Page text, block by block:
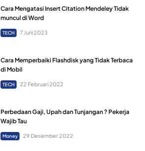
Cara Mengatasi Insert Citation Mendeley Tidak
muncul di Word
TECH 7 Juni 2023
Cara Memperbaiki Flashdisk yang Tidak Terbaca
di Mobil
TECH 22 Februari 2022
Perbedaan Gaji, Upah dan Tunjangan ? Pekerja
Wajib Tau
Money 29 Desember 2022